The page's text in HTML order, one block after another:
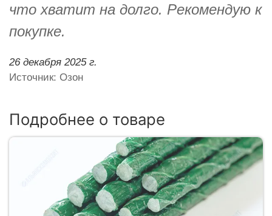
что хватит на долго. Рекомендую к
покупке.
26 декабря 2025 г.
Источник: Озон
Подробнее о товаре